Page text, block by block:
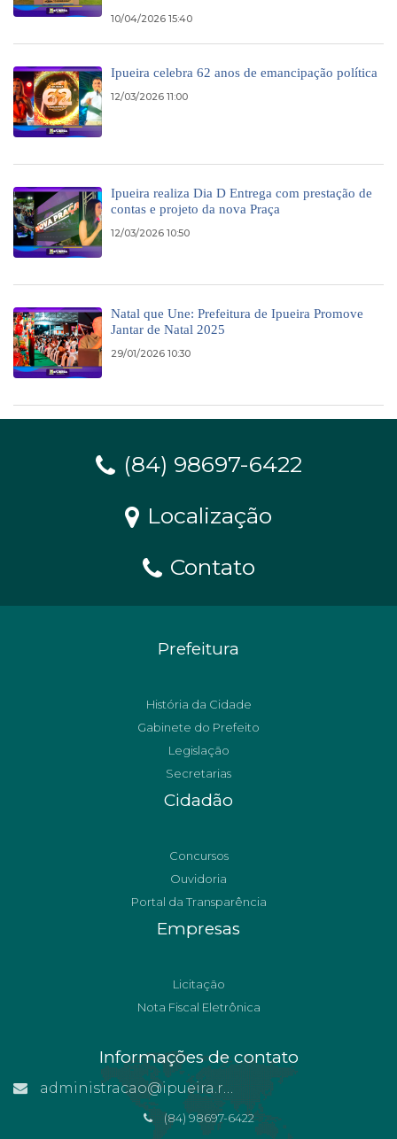
10/04/2026 15:40
Ipueira celebra 62 anos de emancipação política
12/03/2026 11:00
Ipueira realiza Dia D Entrega com prestação de
contas e projeto da nova Praça
12/03/2026 10:50
Natal que Une: Prefeitura de Ipueira Promove
Jantar de Natal 2025
29/01/2026 10:30
(84) 98697-6422
Localização
Contato
Prefeitura
História da Cidade
Gabinete do Prefeito
Legislação
Secretarias
Cidadão
Concursos
Ouvidoria
Portal da Transparência
Empresas
Licitação
Nota Fiscal Eletrônica
Informações de contato
administracao@ipueira.rn.gov.br
(84) 98697-6422